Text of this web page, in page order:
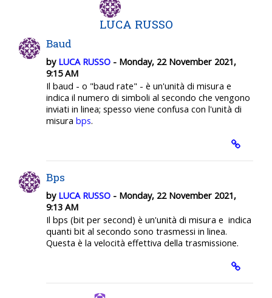
LUCA RUSSO
Baud
by LUCA RUSSO - Monday, 22 November 2021,
9:15 AM
Il baud - o "baud rate" - è un'unità di misura e
indica il numero di simboli al secondo che vengono
inviati in linea; spesso viene confusa con l'unità di
misura bps.
Bps
by LUCA RUSSO - Monday, 22 November 2021,
9:13 AM
Il bps (bit per second) è un'unità di misura e indica
quanti bit al secondo sono trasmessi in linea.
Questa è la velocità effettiva della trasmissione.